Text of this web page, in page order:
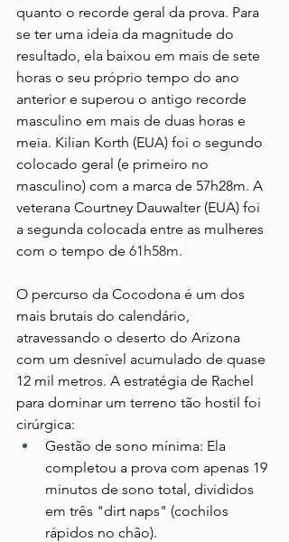
quanto o recorde geral da prova. Para
se ter uma ideia da magnitude do
resultado, ela baixou em mais de sete
horas o seu próprio tempo do ano
anterior e superou o antigo recorde
masculino em mais de duas horas e
meia. Kilian Korth (EUA) foi o segundo
colocado geral (e primeiro no
masculino) com a marca de 57h28m. A
veterana Courtney Dauwalter (EUA) foi
a segunda colocada entre as mulheres
com o tempo de 61h58m.
O percurso da Cocodona é um dos
mais brutais do calendário,
atravessando o deserto do Arizona
com um desnível acumulado de quase
12 mil metros. A estratégia de Rachel
para dominar um terreno tão hostil foi
cirúrgica:
Gestão de sono mínima: Ela
completou a prova com apenas 19
minutos de sono total, divididos
em três "dirt naps" (cochilos
rápidos no chão).